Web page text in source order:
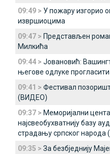
09:49 > У пожару изгорио
извршиоцима
09:47 > Представљен
Милкића
09:44 > Јовановић:
његове одлуке
09:41 > Фестивал
(ВИДЕО)
09:37 > Меморијални
најсвеобухватнију базу
страдању српског
09:35 > За безбједнију